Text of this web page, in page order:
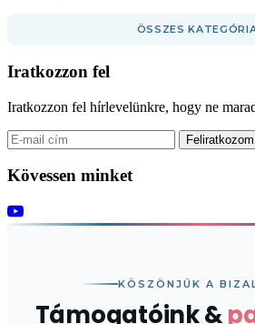
ÖSSZES
Iratkozzon fel
Iratkozzon fel hírlevelünkre, hogy ne
Feliratkozom
Kövessen minket
KÖSZÖNJÜK A
Támogatóink &